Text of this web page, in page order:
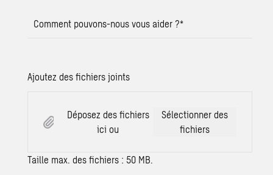
Comment pouvons-nous vous aider ?*
Ajoutez des fichiers joints
Déposez des fichiers
ici ou
Sélectionner des
fichiers
Taille max. des fichiers : 50 MB.